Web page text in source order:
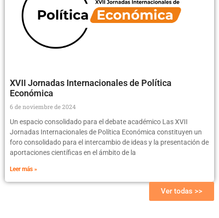
XVII Jornadas Internacionales de Política
Económica
6 de noviembre de 2024
Un espacio consolidado para el debate académico Las XVII
Jornadas Internacionales de Política Económica constituyen un
foro consolidado para el intercambio de ideas y la presentación de
aportaciones científicas en el ámbito de la
Leer más »
Ver todas >>